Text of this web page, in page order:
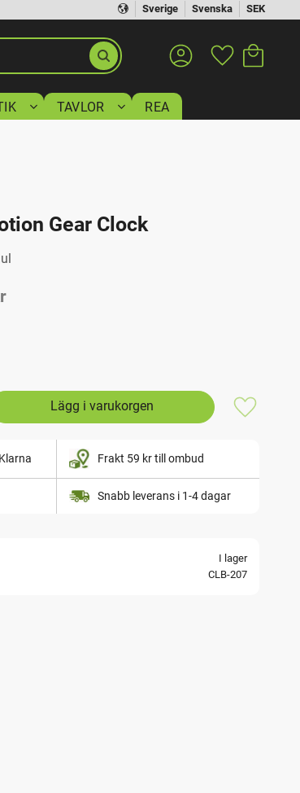
Sverige Svenska SEK
Favoriter
TAVLOR REA
Gear Clock
pris:
Lägg till i
Frakt 59 kr till ombud
Snabb leverans i 1-4 dagar
I lager
CLB-207